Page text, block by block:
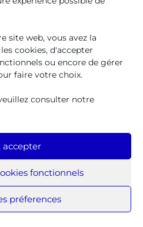
site web, vous avez la
cookies, d'accepter
ou encore de gérer
faire votre choix.
consulter notre
accepter
fonctionnels
préferences
des cookies